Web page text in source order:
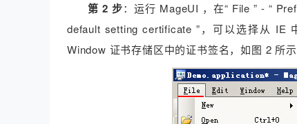
第 2 步：运行 MageUI ，在“ File ” - “
default setting certificate ”，可以选择从 IE
Window 证书存储区中的证书签名，如图 2 所示